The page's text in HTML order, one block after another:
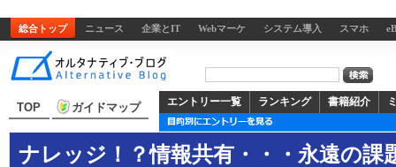
総合トップ ニュース 企業とIT Webマーケ システム導入 スマホ
TOP ガイドマップ エントリー一覧 ランキング 書籍紹介
ナレッジ！？情報共有・・・永遠の課